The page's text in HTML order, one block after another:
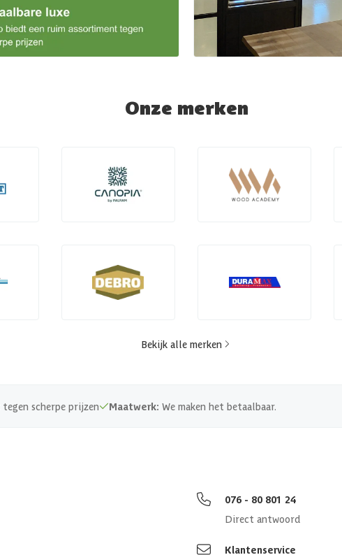
Onze merken
Bekijk alle merken
tegen scherpe prijzen Maatwerk: We maken het betaalbaar.
076 - 80 801 24
Direct antwoord
Klantenservice